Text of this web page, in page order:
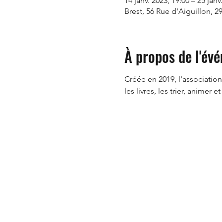
Brest, 56 Rue d'Aiguillon,
À propos de
Créée en 2019,
les livres, les trier, animer